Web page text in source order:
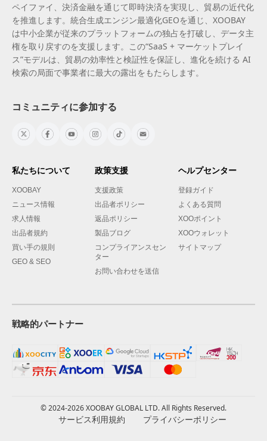
ペイファイ、決済金融を通じて即時決済を実現し、貿易の近代化
を推進します。統合生成エンジン最適化GEOを通じ、XOOBAY
は中小企業が従来のプラットフォームの独占を打破し、データ主
権を取り戻すのを支援します。この“SaaS + マーケットプレイ
ス”モデルは、貿易の効率性と検証性を保証し、進化を続ける AI
検索の局面で事業者に最大の露出をもたらします。
コミュニティに参加する
私たちについて
XOOBAY
ニュース情報
求人情報
出品者規約
買い手の規則
GEO & SEO
政策支援
支援政策
出品者ポリシー
返品ポリシー
製品ブログ
コンプライアンスセン
ター
お問い合わせを送信
ヘルプセンター
登録ガイド
よくある質問
XOOポイント
XOOウォレット
サイトマップ
戦略的パートナー
© 2024-2026 XOOBAY GLOBAL LTD. All Rights Reserved.
サービス利用規約 プライバシーポリシー